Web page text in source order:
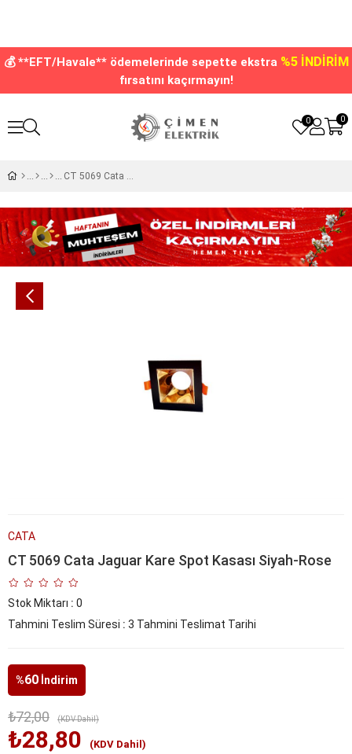
💰 **EFT/Havale** ödemelerinde sepette ekstra %5 İNDİRİM
fırsatını kaçırmayın!
0
0
CT 5069 Cata Jaguar Kare Spot Kasası Siyah-Rose
CATA
CT 5069 Cata Jaguar Kare Spot Kasası Siyah-Rose
Stok Miktarı : 0
Tahmini Teslim Süresi : 3 Tahmini Teslimat Tarihi
%60 İndirim
₺72,00 (KDV Dahil)
₺28,80 (KDV Dahil)